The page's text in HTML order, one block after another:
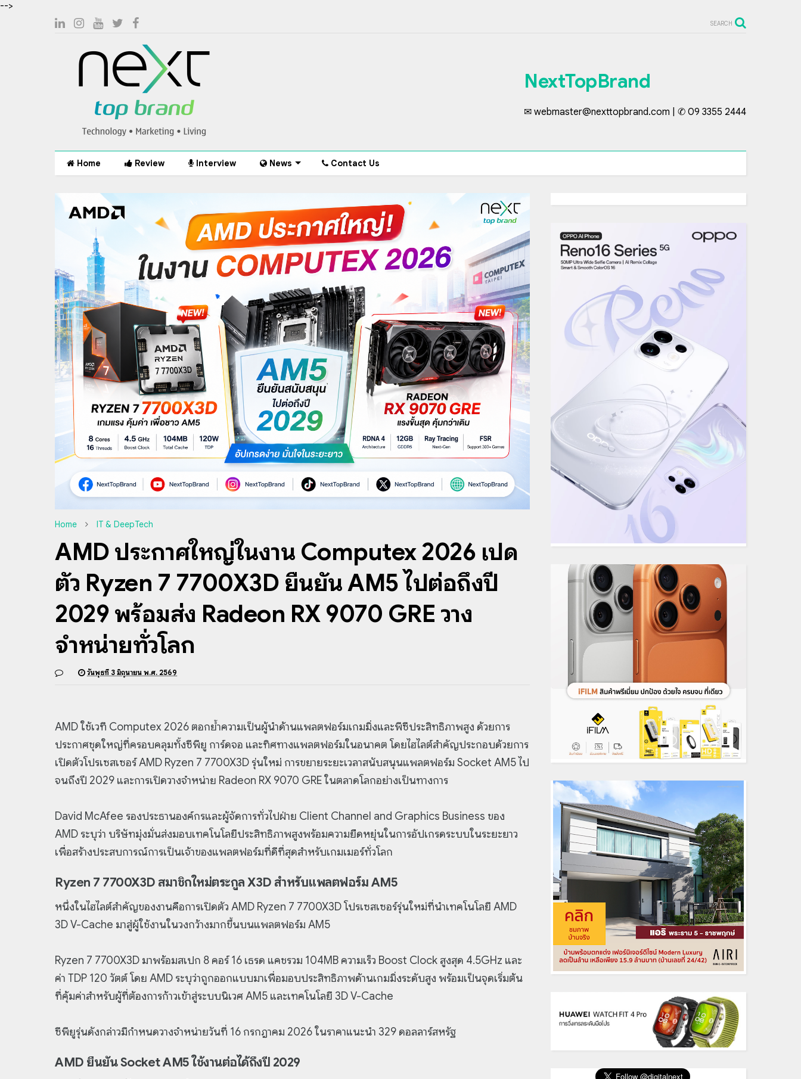
-->
SEARCH
NextTopBrand
✉ webmaster@nexttopbrand.com | ✆ 09 3355 2444
Home Review Interview News Contact Us
Home IT & DeepTech
AMD ประกาศใหญ่ในงาน Computex 2026 เปิด
ตัว Ryzen 7 7700X3D ยืนยัน AM5 ไปต่อถึงปี
2029 พร้อมส่ง Radeon RX 9070 GRE วาง
จำหน่ายทั่วโลก
วันพุธที่ 3 มิถุนายน พ.ศ. 2569
AMD ใช้เวที Computex 2026 ตอกย้ำความเป็นผู้นำด้านแพลตฟอร์มเกมมิ่งและพีซีประสิทธิภาพสูง ด้วยการ
ประกาศชุดใหญ่ที่ครอบคลุมทั้งซีพียู การ์ดจอ และทิศทางแพลตฟอร์มในอนาคต โดยไฮไลต์สำคัญประกอบด้วยการ
เปิดตัวโปรเซสเซอร์ AMD Ryzen 7 7700X3D รุ่นใหม่ การขยายระยะเวลาสนับสนุนแพลตฟอร์ม Socket AM5 ไป
จนถึงปี 2029 และการเปิดวางจำหน่าย Radeon RX 9070 GRE ในตลาดโลกอย่างเป็นทางการ
David McAfee รองประธานองค์กรและผู้จัดการทั่วไปฝ่าย Client Channel and Graphics Business ของ
AMD ระบุว่า บริษัทมุ่งมั่นส่งมอบเทคโนโลยีประสิทธิภาพสูงพร้อมความยืดหยุ่นในการอัปเกรดระบบในระยะยาว
เพื่อสร้างประสบการณ์การเป็นเจ้าของแพลตฟอร์มที่ดีที่สุดสำหรับเกมเมอร์ทั่วโลก
Ryzen 7 7700X3D สมาชิกใหม่ตระกูล X3D สำหรับแพลตฟอร์ม AM5
หนึ่งในไฮไลต์สำคัญของงานคือการเปิดตัว AMD Ryzen 7 7700X3D โปรเซสเซอร์รุ่นใหม่ที่นำเทคโนโลยี AMD
3D V-Cache มาสู่ผู้ใช้งานในวงกว้างมากขึ้นบนแพลตฟอร์ม AM5
Ryzen 7 7700X3D มาพร้อมสเปก 8 คอร์ 16 เธรด แคชรวม 104MB ความเร็ว Boost Clock สูงสุด 4.5GHz และ
ค่า TDP 120 วัตต์ โดย AMD ระบุว่าถูกออกแบบมาเพื่อมอบประสิทธิภาพด้านเกมมิ่งระดับสูง พร้อมเป็นจุดเริ่มต้น
ที่คุ้มค่าสำหรับผู้ที่ต้องการก้าวเข้าสู่ระบบนิเวศ AM5 และเทคโนโลยี 3D V-Cache
ซีพียูรุ่นดังกล่าวมีกำหนดวางจำหน่ายวันที่ 16 กรกฎาคม 2026 ในราคาแนะนำ 329 ดอลลาร์สหรัฐ
AMD ยืนยัน Socket AM5 ใช้งานต่อได้ถึงปี 2029